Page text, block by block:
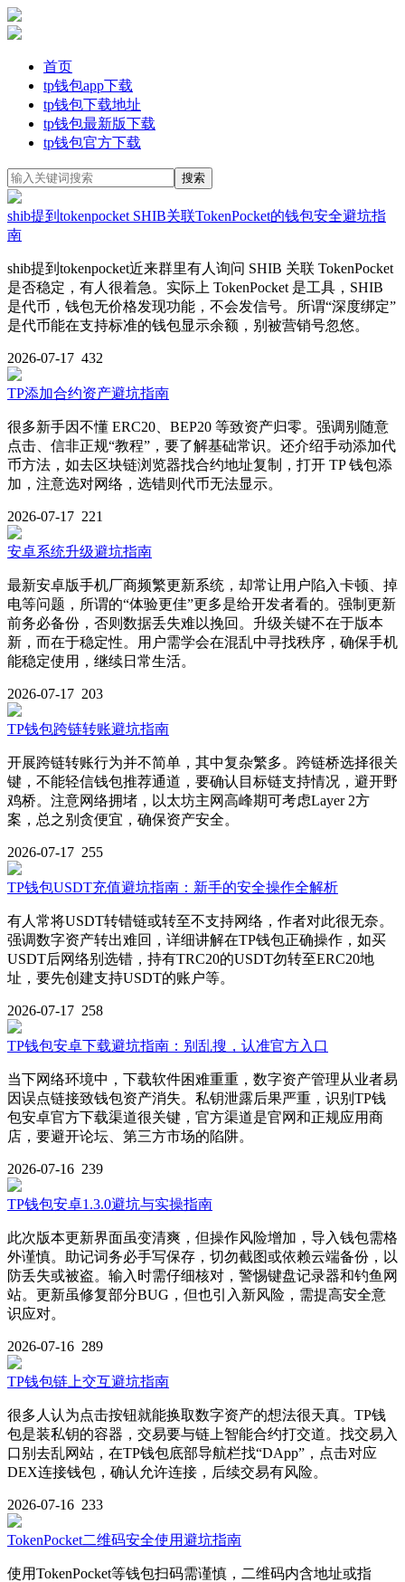
首页
tp钱包app下载
tp钱包下载地址
tp钱包最新版下载
tp钱包官方下载
shib提到tokenpocket SHIB关联TokenPocket的钱包安全避坑指
南
shib提到tokenpocket近来群里有人询问 SHIB 关联 TokenPocket
是否稳定，有人很着急。实际上 TokenPocket 是工具，SHIB
是代币，钱包无价格发现功能，不会发信号。所谓“深度绑定”
是代币能在支持标准的钱包显示余额，别被营销号忽悠。
2026-07-17 432
TP添加合约资产避坑指南
很多新手因不懂 ERC20、BEP20 等致资产归零。强调别随意
点击、信非正规“教程”，要了解基础常识。还介绍手动添加代
币方法，如去区块链浏览器找合约地址复制，打开 TP 钱包添
加，注意选对网络，选错则代币无法显示。
2026-07-17 221
安卓系统升级避坑指南
最新安卓版手机厂商频繁更新系统，却常让用户陷入卡顿、掉
电等问题，所谓的“体验更佳”更多是给开发者看的。强制更新
前务必备份，否则数据丢失难以挽回。升级关键不在于版本
新，而在于稳定性。用户需学会在混乱中寻找秩序，确保手机
能稳定使用，继续日常生活。
2026-07-17 203
TP钱包跨链转账避坑指南
开展跨链转账行为并不简单，其中复杂繁多。跨链桥选择很关
键，不能轻信钱包推荐通道，要确认目标链支持情况，避开野
鸡桥。注意网络拥堵，以太坊主网高峰期可考虑Layer 2方
案，总之别贪便宜，确保资产安全。
2026-07-17 255
TP钱包USDT充值避坑指南：新手的安全操作全解析
有人常将USDT转错链或转至不支持网络，作者对此很无奈。
强调数字资产转出难回，详细讲解在TP钱包正确操作，如买
USDT后网络别选错，持有TRC20的USDT勿转至ERC20地
址，要先创建支持USDT的账户等。
2026-07-17 258
TP钱包安卓下载避坑指南：别乱搜，认准官方入口
当下网络环境中，下载软件困难重重，数字资产管理从业者易
因误点链接致钱包资产消失。私钥泄露后果严重，识别TP钱
包安卓官方下载渠道很关键，官方渠道是官网和正规应用商
店，要避开论坛、第三方市场的陷阱。
2026-07-16 239
TP钱包安卓1.3.0避坑与实操指南
此次版本更新界面虽变清爽，但操作风险增加，导入钱包需格
外谨慎。助记词务必手写保存，切勿截图或依赖云端备份，以
防丢失或被盗。输入时需仔细核对，警惕键盘记录器和钓鱼网
站。更新虽修复部分BUG，但也引入新风险，需提高安全意
识应对。
2026-07-16 289
TP钱包链上交互避坑指南
很多人认为点击按钮就能换取数字资产的想法很天真。TP钱
包是装私钥的容器，交易要与链上智能合约打交道。找交易入
口别去乱网站，在TP钱包底部导航栏找“DApp”，点击对应
DEX连接钱包，确认允许连接，后续交易有风险。
2026-07-16 233
TokenPocket二维码安全使用避坑指南
使用TokenPocket等钱包扫码需谨慎，二维码内含地址或指